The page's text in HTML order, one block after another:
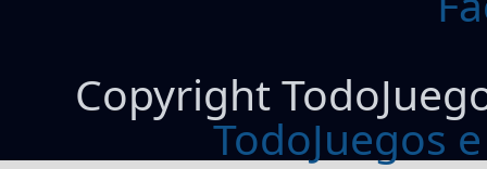
Copyright
TodoJuegos